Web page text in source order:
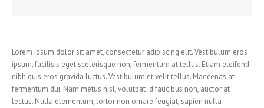
Lorem ipsum dolor sit amet, consectetur adipiscing elit. Vestibulum eros
ipsum, facilisis eget scelerisque non, fermentum at tellus. Etiam eleifend
nibh quis eros gravida luctus. Vestibulum et velit tellus. Maecenas at
fermentum dui. Nam metus nisl, volutpat id faucibus non, auctor at
lectus. Nulla elementum, tortor non ornare feugiat, sapien nulla